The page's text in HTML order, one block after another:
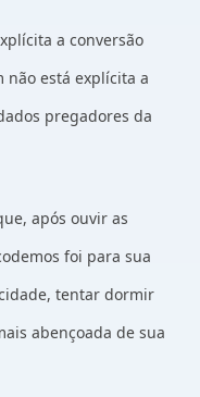
a conversão
não está explícita a
pregadores da
após ouvir as
foi para sua
tentar dormir
abençoada de sua